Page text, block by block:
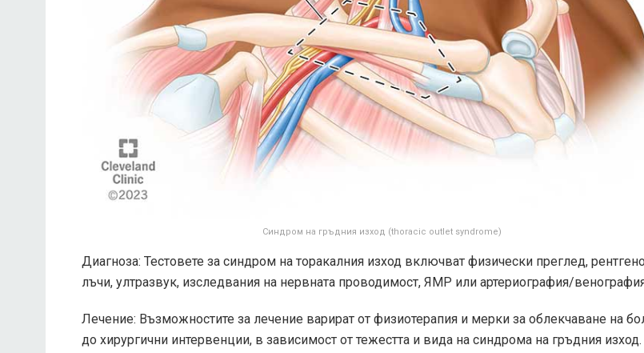
Синдром на гръдния изход (thoracic outlet syndrome)
Диагноза: Тестовете за синдром на торакалния изход включват физически преглед,
лъчи, ултразвук, изследвания на нервната проводимост, ЯМР или артериография/
Лечение: Възможностите за лечение варират от физиотерапия и мерки за облекчаване на
до хирургични интервенции, в зависимост от тежестта и вида на синдрома на гръдния изход.